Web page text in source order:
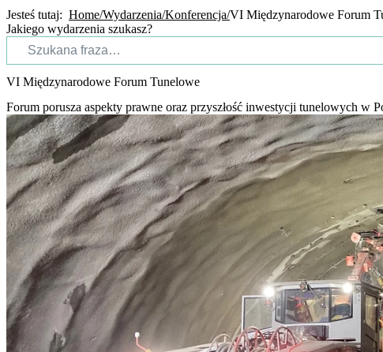
Jesteś tutaj: Home Wydarzenia Konferencja VI Międzynarodowe Forum
Jakiego wydarzenia szukasz?
VI Międzynarodowe Forum Tunelowe
Forum porusza aspekty prawne oraz przyszłość inwestycji tunelowych w